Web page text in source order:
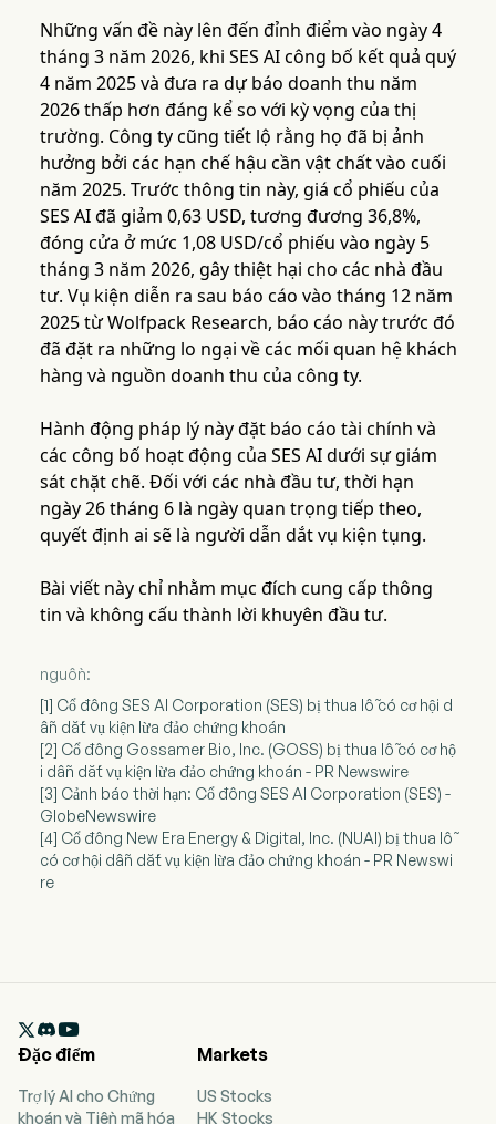
Những vấn đề này lên đến đỉnh điểm vào ngày 4
tháng 3 năm 2026, khi SES AI công bố kết quả quý
4 năm 2025 và đưa ra dự báo doanh thu năm
2026 thấp hơn đáng kể so với kỳ vọng của thị
trường. Công ty cũng tiết lộ rằng họ đã bị ảnh
hưởng bởi các hạn chế hậu cần vật chất vào cuối
năm 2025. Trước thông tin này, giá cổ phiếu của
SES AI đã giảm 0,63 USD, tương đương 36,8%,
đóng cửa ở mức 1,08 USD/cổ phiếu vào ngày 5
tháng 3 năm 2026, gây thiệt hại cho các nhà đầu
tư. Vụ kiện diễn ra sau báo cáo vào tháng 12 năm
2025 từ Wolfpack Research, báo cáo này trước đó
đã đặt ra những lo ngại về các mối quan hệ khách
hàng và nguồn doanh thu của công ty.
Hành động pháp lý này đặt báo cáo tài chính và
các công bố hoạt động của SES AI dưới sự giám
sát chặt chẽ. Đối với các nhà đầu tư, thời hạn
ngày 26 tháng 6 là ngày quan trọng tiếp theo,
quyết định ai sẽ là người dẫn dắt vụ kiện tụng.
Bài viết này chỉ nhằm mục đích cung cấp thông
tin và không cấu thành lời khuyên đầu tư.
nguồn:
[1] Cổ đông SES AI Corporation (SES) bị thua lỗ có cơ hội d
ẫn dắt vụ kiện lừa đảo chứng khoán
[2] Cổ đông Gossamer Bio, Inc. (GOSS) bị thua lỗ có cơ hộ
i dẫn dắt vụ kiện lừa đảo chứng khoán - PR Newswire
[3] Cảnh báo thời hạn: Cổ đông SES AI Corporation (SES) -
GlobeNewswire
[4] Cổ đông New Era Energy & Digital, Inc. (NUAI) bị thua lỗ
có cơ hội dẫn dắt vụ kiện lừa đảo chứng khoán - PR Newswi
re

Đặc điểm
Trợ lý AI cho Chứng
khoán và Tiền mã hóa
Markets
US Stocks
HK Stocks